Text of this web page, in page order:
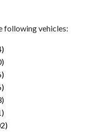
following vehicles: